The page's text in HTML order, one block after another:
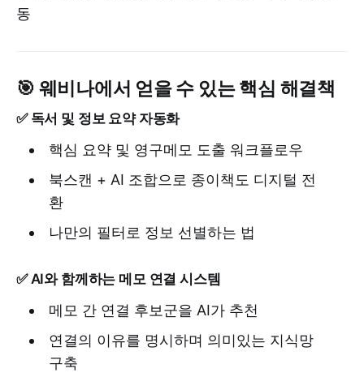
동
🎯 웨비나에서 얻을 수 있는 핵심 해결책
✅ 독서 및 정보 요약 자동화
핵심 요약 및 영구메모 도출 워크플로우
북스캔 + AI 조합으로 종이책도 디지털 전
환
나만의 필터로 정보 선별하는 법
✅ AI와 함께하는 메모 연결 시스템
메모 간 연결 후보군을 AI가 추천
연결의 이유를 명시하며 의미있는 지식망
구축